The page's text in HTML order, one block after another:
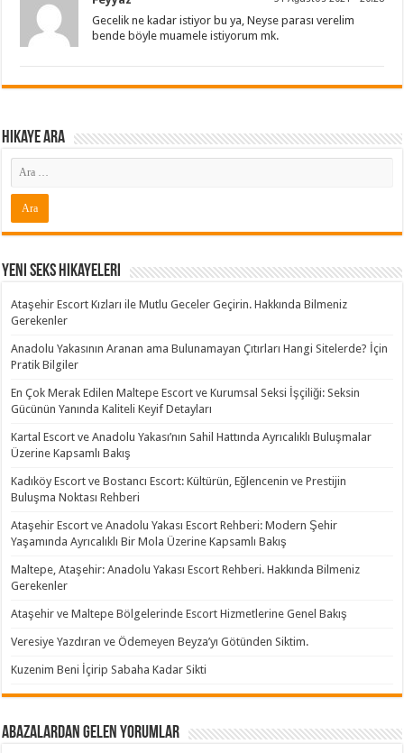
Gecelik ne kadar istiyor bu ya, Neyse parası verelim
bende böyle muamele istiyorum mk.
Hikaye ARA
Yeni Seks Hikayeleri
Ataşehir Escort Kızları ile Mutlu Geceler Geçirin. Hakkında Bilmeniz
Gerekenler
Anadolu Yakasının Aranan ama Bulunamayan Çıtırları Hangi Sitelerde? İçin
Pratik Bilgiler
En Çok Merak Edilen Maltepe Escort ve Kurumsal Seksi İşçiliği: Seksin
Gücünün Yanında Kaliteli Keyif Detayları
Kartal Escort ve Anadolu Yakası’nın Sahil Hattında Ayrıcalıklı Buluşmalar
Üzerine Kapsamlı Bakış
Kadıköy Escort ve Bostancı Escort: Kültürün, Eğlencenin ve Prestijin
Buluşma Noktası Rehberi
Ataşehir Escort ve Anadolu Yakası Escort Rehberi: Modern Şehir
Yaşamında Ayrıcalıklı Bir Mola Üzerine Kapsamlı Bakış
Maltepe, Ataşehir: Anadolu Yakası Escort Rehberi. Hakkında Bilmeniz
Gerekenler
Ataşehir ve Maltepe Bölgelerinde Escort Hizmetlerine Genel Bakış
Veresiye Yazdıran ve Ödemeyen Beyza’yı Götünden Siktim.
Kuzenim Beni İçirip Sabaha Kadar Sikti
Abazalardan Gelen Yorumlar